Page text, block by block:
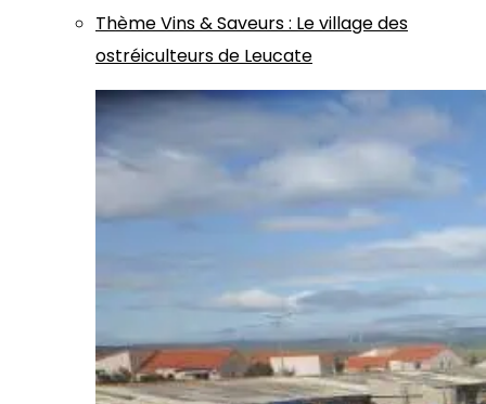
ThèmeVins & Saveurs: Le village des
ostréiculteurs de Leucate